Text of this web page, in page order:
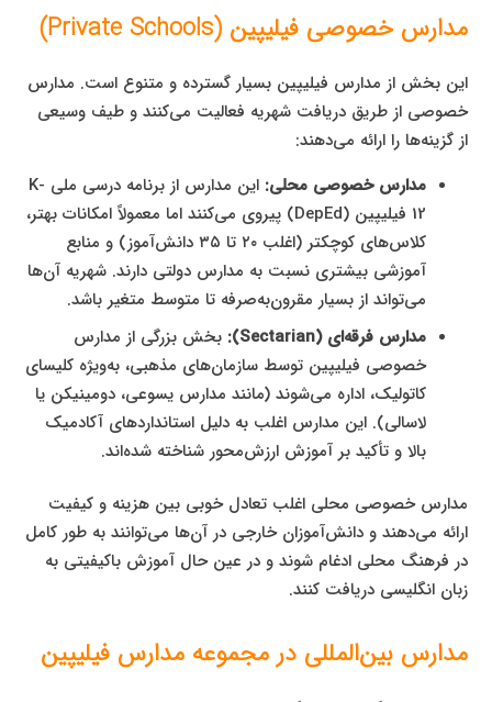
مدارس خصوصی فیلیپین (Private Schools)
این بخش از مدارس فیلیپین بسیار گسترده و متنوع است. مدارس
خصوصی از طریق دریافت شهریه فعالیت می‌کنند و طیف وسیعی
از گزینه‌ها را ارائه می‌دهند:
مدارس خصوصی محلی:
این مدارس از برنامه درسی ملی K-
12 فیلیپین (DepEd) پیروی می‌کنند اما معمولاً امکانات بهتر،
کلاس‌های کوچکتر (اغلب ۲۰ تا ۳۵ دانش‌آموز) و منابع
آموزشی بیشتری نسبت به مدارس دولتی دارند. شهریه آن‌ها
می‌تواند از بسیار مقرون‌به‌صرفه تا متوسط متغیر باشد.
مدارس فرقه‌ای (Sectarian):
بخش بزرگی از مدارس
خصوصی فیلیپین توسط سازمان‌های مذهبی، به‌ویژه کلیسای
کاتولیک، اداره می‌شوند (مانند مدارس یسوعی، دومینیکن یا
لاسالی). این مدارس اغلب به دلیل استانداردهای آکادمیک
بالا و تأکید بر آموزش ارزش‌محور شناخته شده‌اند.
مدارس خصوصی محلی اغلب تعادل خوبی بین هزینه و کیفیت
ارائه می‌دهند و دانش‌آموزان خارجی در آن‌ها می‌توانند به طور کامل
در فرهنگ محلی ادغام شوند و در عین حال آموزش باکیفیتی به
زبان انگلیسی دریافت کنند.
مدارس بین‌المللی در مجموعه مدارس فیلیپین